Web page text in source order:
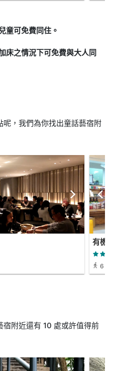
童可免費同住。
床之情況下可免費與大人同
，我們為你找出童話藝宿附
有機
6 分
附近還有 10 處或許值得前